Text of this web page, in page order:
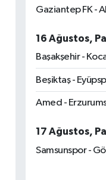
Gaziantep FK -
16 Ağustos,
Başakşehir -
Beşiktaş -
Amed -
17 Ağustos,
Samsunspor -